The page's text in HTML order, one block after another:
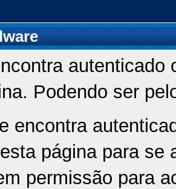
autenticado
Podendo ser
encontra
página para se
permissão para